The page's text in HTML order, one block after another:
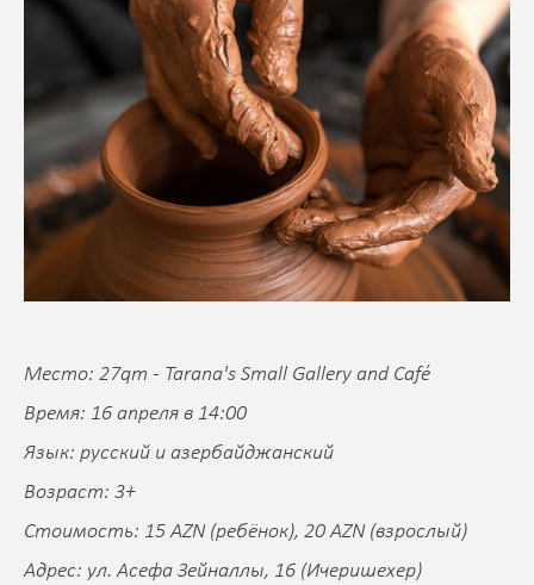
Место: 27qm - Tarana's Small Gallery and Café
Время: 16 апреля в 14:00
Язык: русский и азербайджанский
Возраст: 3+
Стоимость: 15 AZN (ребёнок), 20 AZN (взрослый)
Адрес: ул. Асефа Зейналлы, 16 (Ичеришехер)